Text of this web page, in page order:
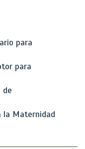
para
para
de
la Maternidad